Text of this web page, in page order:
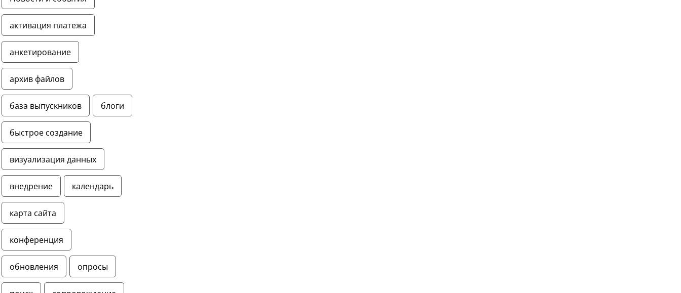
активация платежа
анкетирование
архив файлов
база выпускников блоги
быстрое создание
визуализация данных
внедрение календарь
карта сайта
конференция
обновления опросы